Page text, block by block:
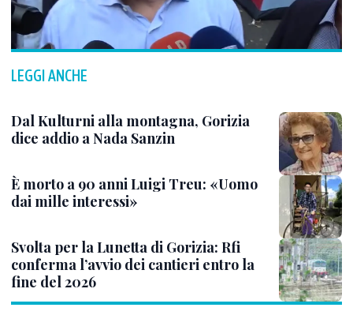
LEGGI ANCHE
Dal Kulturni alla montagna, Gorizia
dice addio a Nada Sanzin
È morto a 90 anni Luigi Treu: «Uomo
dai mille interessi»
Svolta per la Lunetta di Gorizia: Rfi
conferma l’avvio dei cantieri entro la
fine del 2026